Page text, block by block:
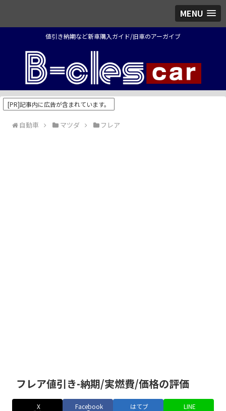
MENU
値引き納期など新車購入ガイド/旧車のアーガイブ
[PR]記事内に広告が含まれています。
自動車 マツダ フレア
フレア値引き-納期/実燃費/価格の評価
X
Facebook
はてブ
LINE